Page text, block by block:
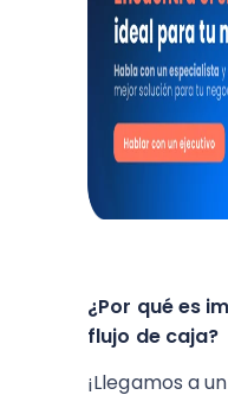
¿Por qué es
flujo de caja?
¡Llegamos a